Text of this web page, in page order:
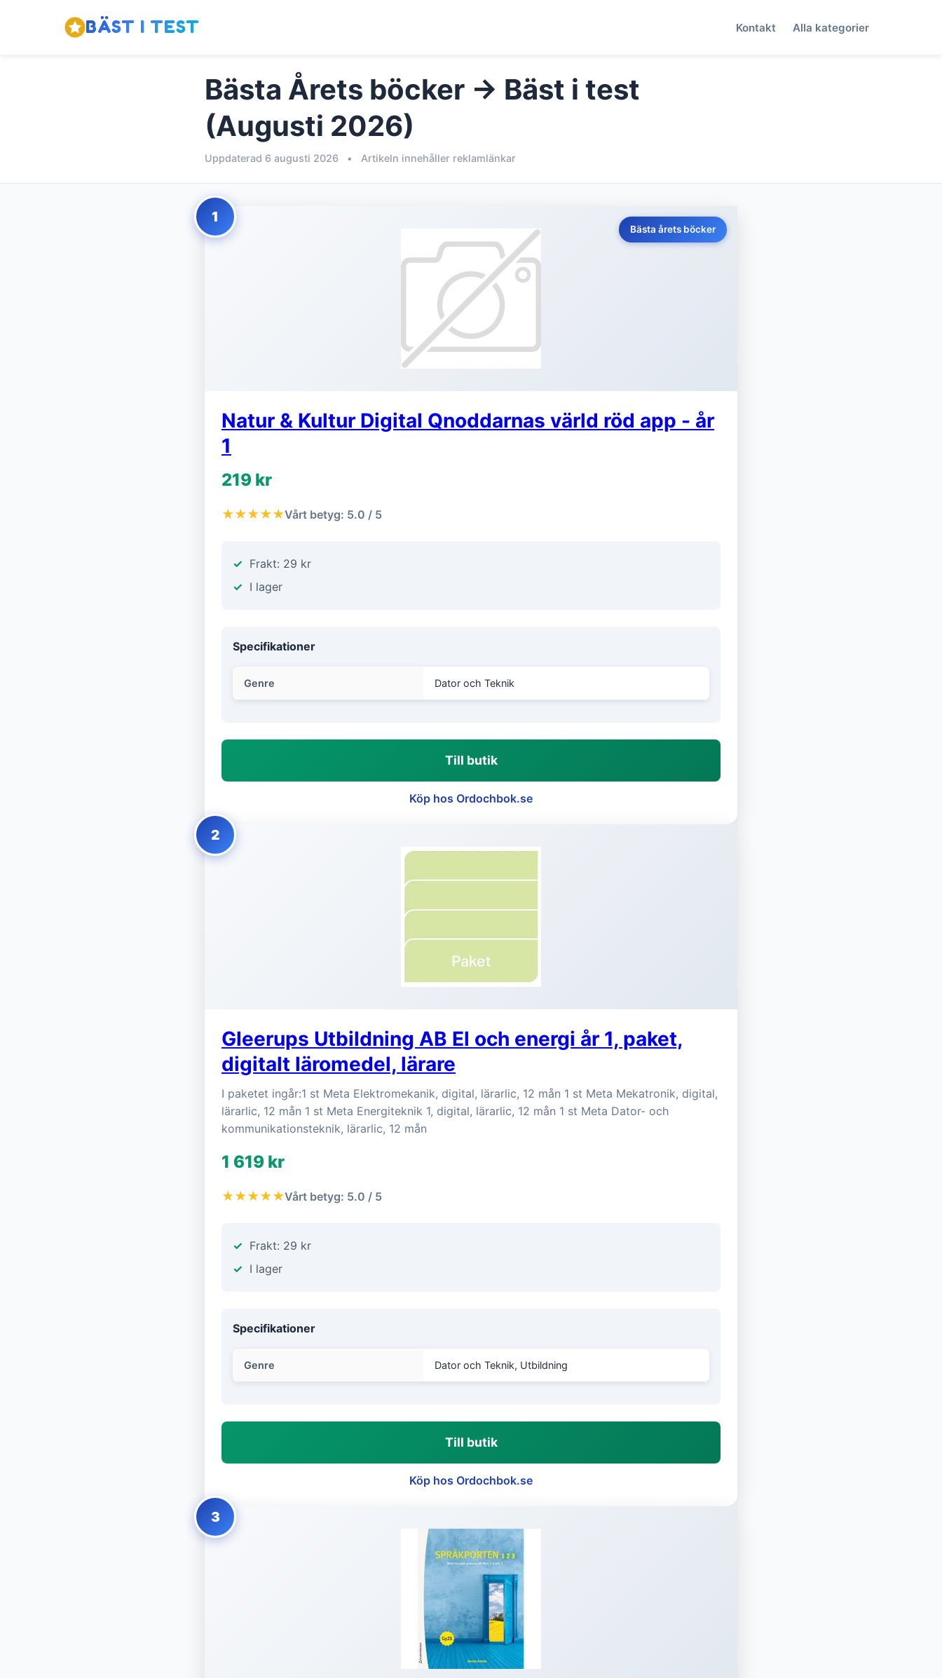
BÄST I TEST Kontakt Alla kategorier
Bästa Årets böcker → Bäst i test
(Augusti 2026)
Uppdaterad 6 augusti 2026 • Artikeln innehåller reklamlänkar
1
Bästa årets böcker
Natur & Kultur Digital Qnoddarnas värld röd app - år
1
219 kr
★★★★★Vårt betyg: 5.0 / 5
Frakt: 29 kr
I lager
Specifikationer
Genre Dator och Teknik
Till butik
Köp hos Ordochbok.se
2
Gleerups Utbildning AB El och energi år 1, paket,
digitalt läromedel, lärare
I paketet ingår:1 st Meta Elektromekanik, digital, lärarlic, 12 mån 1 st Meta Mekatronik, digital,
lärarlic, 12 mån 1 st Meta Energiteknik 1, digital, lärarlic, 12 mån 1 st Meta Dator- och
kommunikationsteknik, lärarlic, 12 mån
1 619 kr
★★★★★Vårt betyg: 5.0 / 5
Frakt: 29 kr
I lager
Specifikationer
Genre Dator och Teknik, Utbildning
Till butik
Köp hos Ordochbok.se
3